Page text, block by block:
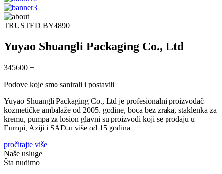
TRUSTED BY4890
Yuyao Shuangli Packaging Co., Ltd
345600 +
Podove koje smo sanirali i postavili
Yuyao Shuangli Packaging Co., Ltd je profesionalni proizvođač
kozmetičke ambalaže od 2005. godine, boca bez zraka, staklenka za
kremu, pumpa za losion glavni su proizvodi koji se prodaju u
Europi, Aziji i SAD-u više od 15 godina.
pročitajte više
Naše usluge
Šta nudimo